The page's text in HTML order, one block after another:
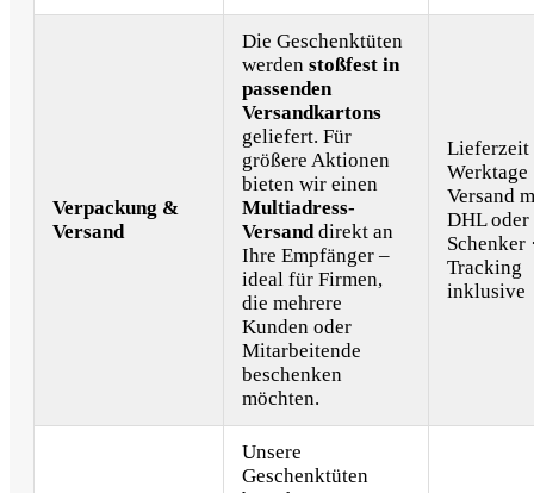
Verpackung &
Versand
Die Geschenktüten
werden stoßfest in
passenden
Versandkartons
geliefert. Für
größere Aktionen
bieten wir einen
Multiadress-
Versand direkt an
Ihre Empfänger –
ideal für Firmen,
die mehrere
Kunden oder
Mitarbeitende
beschenken
möchten.
Lieferzeit
Werktage
Versand
DHL oder
Schenker
Tracking
inklusive
Unsere
Geschenktüten